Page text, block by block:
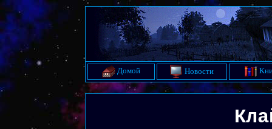
Домой Новости